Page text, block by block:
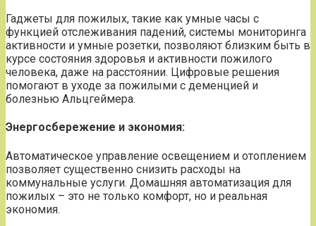
Гаджеты для пожилых, такие как умные часы с
функцией отслеживания падений, системы мониторинга
активности и умные розетки, позволяют близким быть в
курсе состояния здоровья и активности пожилого
человека, даже на расстоянии. Цифровые решения
помогают в уходе за пожилыми с деменцией и
болезнью Альцгеймера.
Энергосбережение и экономия:
Автоматическое управление освещением и отоплением
позволяет существенно снизить расходы на
коммунальные услуги. Домашняя автоматизация для
пожилых – это не только комфорт, но и реальная
экономия.